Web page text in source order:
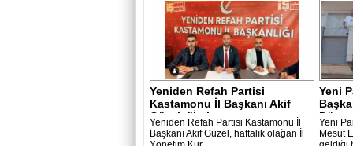
Yeniden Refah Partisi
Kastamonu İl Başkanı Akif
Güzel: "İsti..
Yeniden Refah Partisi Kastamonu İl
Başkanı Akif Güzel, haftalık olağan İl
Yeni
Yeni
Mesut